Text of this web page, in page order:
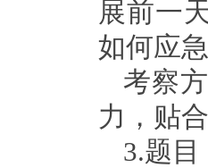
展前一
如何应
考察
力，贴
3.题